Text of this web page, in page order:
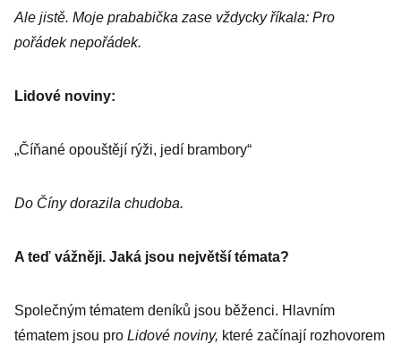
Ale jistě. Moje prababička zase vždycky říkala: Pro
pořádek nepořádek.
Lidové noviny:
„Číňané opouštějí rýži, jedí brambory“
Do Číny dorazila chudoba.
A teď vážněji. Jaká jsou největší témata?
Společným tématem deníků jsou běženci. Hlavním
tématem jsou pro Lidové noviny, které začínají rozhovorem